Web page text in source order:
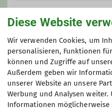
https://
fuerth.de/
Helmstraße 10
90762 Fürth
Gruppe
Wandergruppe
Wir sindeine
Diese Website
Wir verwenden Cookies, um
personalisieren, Funktionen
können und Zugriffe auf
Außerdem geben wir
unserer Website an unsere
Werbung und Analysen
Informationen möglicherweise